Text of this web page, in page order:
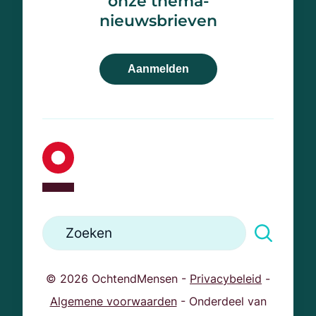
033 467 77 46
nieuwsbrieven
Aanmelden
© 2026 OchtendMensen - Privacybeleid -
Algemene voorwaarden- Onderdeel van